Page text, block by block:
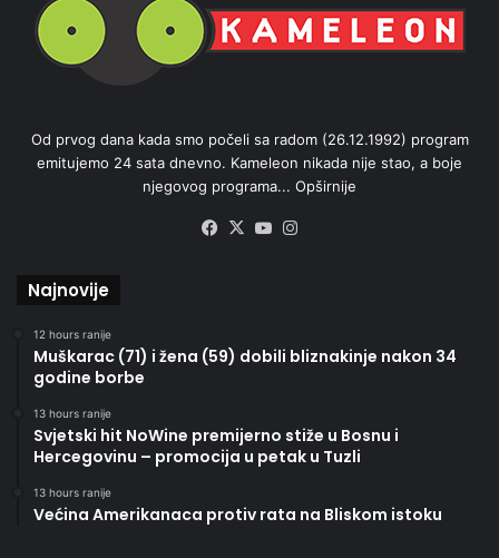
Od prvog dana kada smo počeli sa radom (26.12.1992) program
emitujemo 24 sata dnevno. Kameleon nikada nije stao, a boje
njegovog programa... Opširnije
Facebook
X YouTube
Najnovije
12 hours ranije
Muškarac (71) i žena (59) dobili bliznakinje nakon 34
godine borbe
13 hours ranije
Svjetski hit NoWine premijerno stiže u Bosnu i
Hercegovinu – promocija u petak u Tuzli
13 hours ranije
Većina Amerikanaca protiv rata na Bliskom istoku